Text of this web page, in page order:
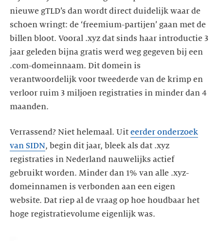
nieuwe gTLD’s dan wordt direct duidelijk waar de
schoen wringt: de ‘freemium-partijen’ gaan met de
billen bloot. Vooral .xyz dat sinds haar introductie 3
jaar geleden bijna gratis werd weg gegeven bij een
.com-domeinnaam. Dit domein is
verantwoordelijk voor tweederde van de krimp en
verloor ruim 3 miljoen registraties in minder dan 4
maanden.
Verrassend? Niet helemaal. Uit eerder onderzoek
van SIDN, begin dit jaar, bleek als dat .xyz
registraties in Nederland nauwelijks actief
gebruikt worden. Minder dan 1% van alle .xyz-
domeinnamen is verbonden aan een eigen
website. Dat riep al de vraag op hoe houdbaar het
hoge registratievolume eigenlijk was.